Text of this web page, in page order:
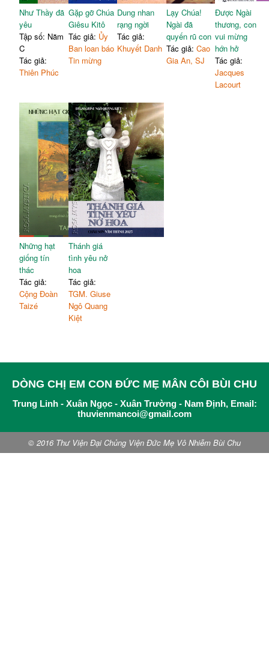
Như Thầy đã
yêu
Tập số: Năm
C
Tác giả:
Thiên Phúc
Gặp gỡ Chúa
Giêsu Kitô
Tác giả: Ủy
Ban loan báo
Tin mừng
Dung nhan
rạng ngời
Tác giả:
Khuyết Danh
Lạy Chúa!
Ngài đã
quyến rũ con
Tác giả: Cao
Gia An, SJ
Được Ngài
thương, con
vui mừng
hớn hở
Tác giả:
Jacques
Lacourt
Những hạt
giống tín
thác
Tác giả:
Cộng Đoàn
Taizé
Thánh giá
tình yêu nở
hoa
Tác giả:
TGM. Giuse
Ngô Quang
Kiệt
DÒNG CHỊ EM CON ĐỨC MẸ MÂN CÔI BÙI CHU
Trung Linh - Xuân Ngọc - Xuân Trường - Nam Định, Email:
thuvienmancoi@gmail.com
© 2016 Thư Viện Đại Chủng Viện Đức Mẹ Vô Nhiễm Bùi Chu